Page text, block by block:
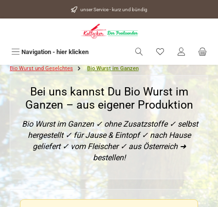
unser Service - kurz und bündig
Navigation - hier klicken Du hast 0
Bio Wurst und Geselchtes Bio Wurst im Ganzen
Bei uns kannst Du Bio Wurst im
Ganzen – aus eigener Produktion
Bio Wurst im Ganzen ✓ ohne Zusatzstoffe ✓ selbst
hergestellt ✓ für Jause & Eintopf ✓ nach Hause
geliefert ✓ vom Fleischer ✓ aus Österreich ➜
bestellen!